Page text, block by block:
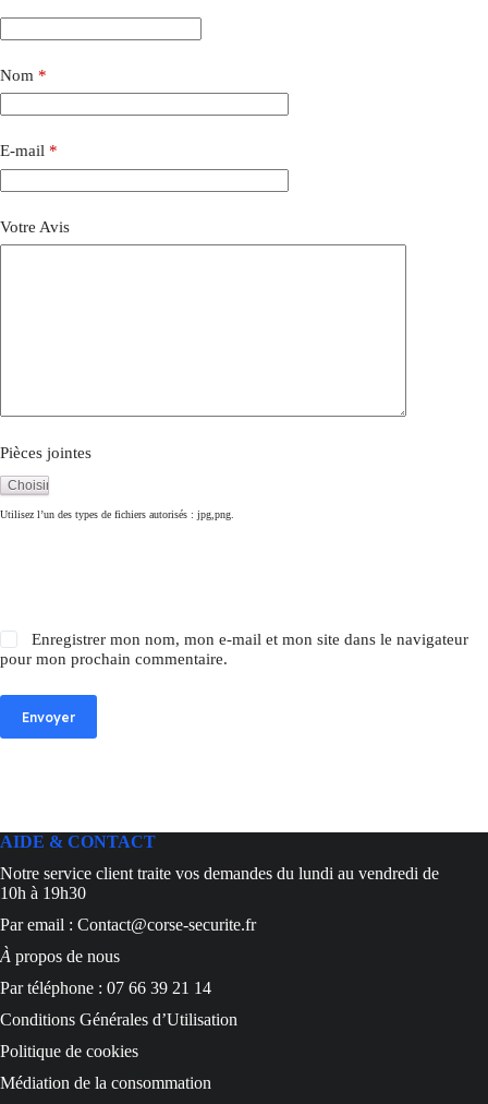
Nom *
E-mail *
Votre Avis
Pièces jointes
Utilisez l’un des types de fichiers autorisés : jpg,png.
Enregistrer mon nom, mon e-mail et mon site dans le navigateur
pour mon prochain commentaire.
Envoyer
AIDE & CONTACT
Notre service client traite vos demandes du lundi au vendredi de
10h à 19h30
Par email : Contact@corse-securite.fr
À propos de nous
Par téléphone : 07 66 39 21 14
Conditions Générales d’Utilisation
Politique de cookies
Médiation de la consommation